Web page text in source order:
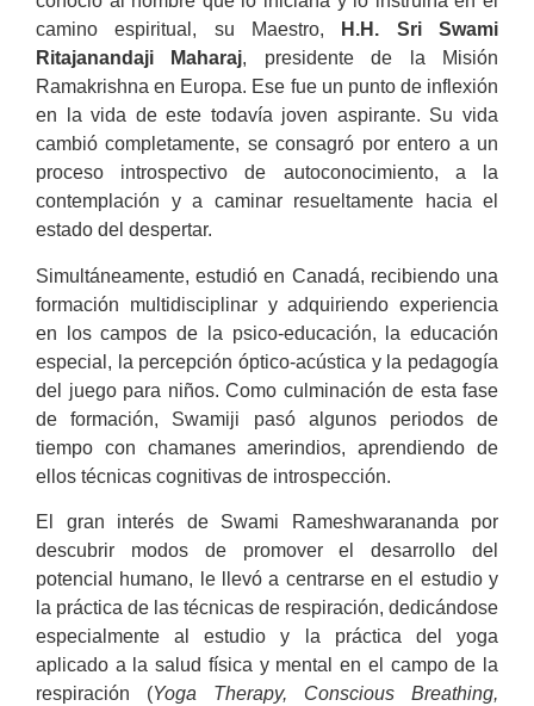
camino espiritual, su Maestro,
H.H. Sri Swami
Ritajanandaji Maharaj, presidente de la Misión
Ramakrishna en Europa. Ese fue un punto de inflexión
en la vida de este todavía joven aspirante. Su vida
cambió completamente, se consagró por entero a un
proceso introspectivo de autoconocimiento, a la
contemplación y a caminar resueltamente hacia el
estado del despertar.
Simultáneamente, estudió en Canadá, recibiendo una
formación multidisciplinar y adquiriendo experiencia
en los campos de la psico-educación, la educación
especial, la percepción óptico-acústica y la pedagogía
del juego para niños. Como culminación de esta fase
de formación, Swamiji pasó algunos periodos de
tiempo con chamanes amerindios, aprendiendo de
ellos técnicas cognitivas de introspección.
El gran interés de Swami Rameshwarananda por
descubrir modos de promover el desarrollo del
potencial humano, le llevó a centrarse en el estudio y
la práctica de las técnicas de respiración, dedicándose
especialmente al estudio y la práctica del yoga
aplicado a la salud física y mental en el campo de la
respiración (Yoga Therapy, Conscious Breathing,